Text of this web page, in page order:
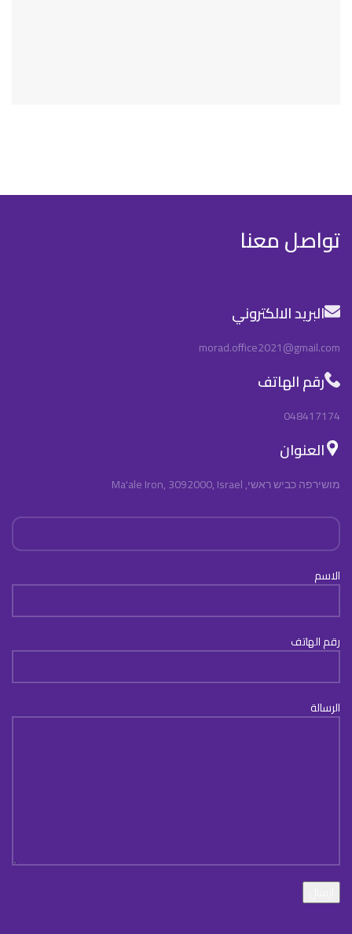
تواصل معنا
البريد الالكتروني
morad.office2021@gmail.com
رقم الهاتف
048417174
العنوان
מושירפה כביש ראשי, Ma'ale Iron, 3092000, Israel
الاسم
رقم الهاتف
الرسالة